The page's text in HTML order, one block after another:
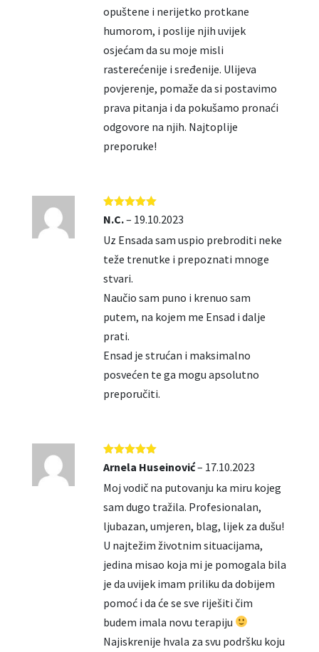
opuštene i nerijetko protkane
humorom, i poslije njih uvijek
osjećam da su moje misli
rasterećenije i sređenije. Ulijeva
povjerenje, pomaže da si postavimo
prava pitanja i da pokušamo pronaći
odgovore na njih. Najtoplije
preporuke!
Ocjenjeno5
od 5
N.C.– 19.10.2023
Uz Ensada sam uspio prebroditi neke
teže trenutke i prepoznati mnoge
stvari.
Naučio sam puno i krenuo sam
putem, na kojem me Ensad i dalje
prati.
Ensad je strućan i maksimalno
posvećen te ga mogu apsolutno
preporučiti.
Ocjenjeno
od 5
Arnela Huseinović– 17.10.2023
Moj vodič na putovanju ka miru kojeg
sam dugo tražila. Profesionalan,
ljubazan, umjeren, blag, lijek za dušu!
U najtežim životnim situacijama,
jedina misao koja mi je pomogala bila
je da uvijek imam priliku da dobijem
pomoć i da će se sve riješiti čim
budem imala novu terapiju
Najiskrenije hvala za svu podršku koju